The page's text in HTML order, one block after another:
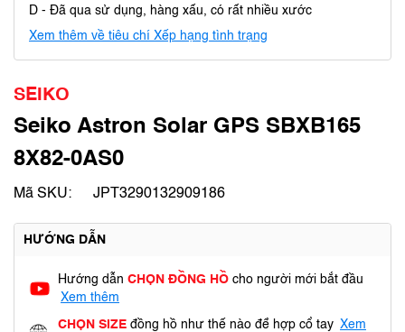
D - Đã qua sử dụng, hàng xấu, có rất nhiều xước
Xem thêm về tiêu chí Xếp hạng tình trạng
SEIKO
Seiko Astron Solar GPS SBXB165
8X82-0AS0
Mã SKU: JPT3290132909186
HƯỚNG DẪN
Hướng dẫn CHỌN ĐỒNG HỒ cho người mới bắt đầu
Xem thêm
CHỌN SIZE đồng hồ như thế nào để hợp cổ tay Xem